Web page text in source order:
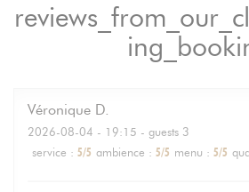
Véronique D
2026-08-04 - 19:15 - guests 3
service : 5/5 ambience : 5/5 menu : 5/5